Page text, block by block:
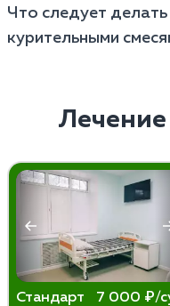
лечения, но его
индивидуальных
выбирается после
Что следует
курительными
состояние пациента
требуется
предпринять какие-
Единственное, что
человека в хорошо
обеспечить ему
наркологов.
Лечение
Стандарт 7 000 ₽/